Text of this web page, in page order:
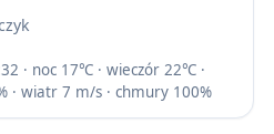
· noc 17℃ · wieczór 22℃ ·
· wiatr 7 m/s · chmury 100%